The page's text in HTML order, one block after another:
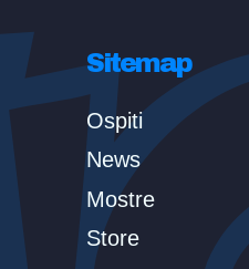
Sitemap
Ospiti
News
Mostre
Store